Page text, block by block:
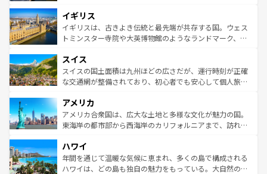
いる。シャンパンの発祥地であるランス、プロヴァンスの
香り高いラベンダー畑など、多彩な楽しみ方が可能だ。さ
らに、パリ以外の地域にも魅力が溢れており、どの街角に
れる地方に足を運ぶとそれぞれで全く異なる文化を体験で
きるだろう。 なお、新着のフランス情報はコンテンツ一覧
を参照してほしい。
顔を持つこの国は、どこを歩いても飽きることがない。ベ
ルリンの文化的活気、バイエルン州のアルプスの絶景、そ
してライン川沿いのワイン畑といった風景は必見。ビール
は、お酒好きな人にはぜひ体験してほしい。 なお、新着の
ドイツ情報はコンテンツ一覧を参照してほしい。
イギリス
イギリスは、古きよき伝統と最先端が共存する国。ウェス
トミンスター寺院や大英博物館のようなランドマーク、歴
リアごとに異なる魅力がある。また、優雅なアフタヌーン
ティー、ビール好きにはたまらない英国パブ、サッカー観
戦など、本場だからこそできる体験も豊富。イギリスを旅
ンツ一覧を参照してほしい。
スイス
スイスの国土面積は九州ほどの広さだが、運行時刻が正確
な交通網が整備されており、初心者でも安心して個人旅行
の建物がそのまま残る町や、スイスならではのユニークな
博物館もあり、アルプス観光だけでなく町歩きも満喫する
ことができる。国民の所得が高いため物価も高いが、旅行
ば市内交通費無料で観光を楽しむこともできる。 なお、新
着のスイス情報はコンテンツ一覧 を参照してほしい。
アメリカ
アメリカ合衆国は、広大な土地と多様な文化が魅力の国。
東海岸の都市部から西海岸のカリフォルニアまで、訪れる
のような巨大都市は、観光、ショッピング、エンターテイ
ンメントが詰まった刺激的なスポットだ。一方、アメリカ
西部には大自然が広がり、グランドキャニオンやイエロー
ハワイ
年間を通じて温暖な気候に恵まれ、多くの島で構成される
ハワイは、どの島も独自の魅力をもっている。大自然の神